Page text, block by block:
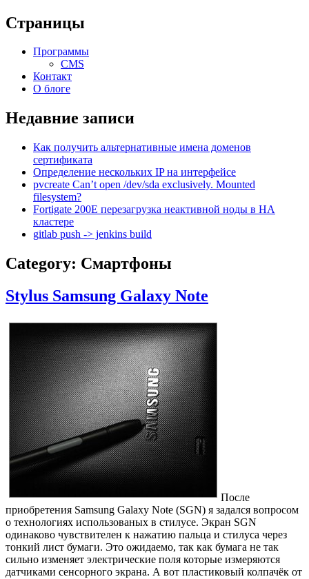
Страницы
Программы
CMS
Контакт
О блоге
Недавние записи
Как получить альтернативные имена доменов
сертификата
Определение нескольких IP на интерфейсе
pvcreate Can’t open /dev/sda exclusively. Mounted
filesystem?
Fortigate 200E перезагрузка неактивной ноды в HA
кластере
gitlab push -> jenkins build
Category: Смартфоны
Stylus Samsung Galaxy Note
После
приобретения Samsung Galaxy Note (SGN) я задался вопросом
о технологиях использованых в стилусе. Экран SGN
одинаково чувствителен к нажатию пальца и стилуса через
тонкий лист бумаги. Это ожидаемо, так как бумага не так
сильно изменяет электрические поля которые измеряются
датчиками сенсорного экрана. А вот пластиковый колпачёк от